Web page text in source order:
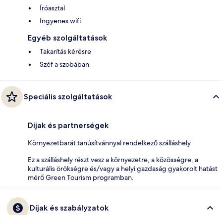
Íróasztal
Ingyenes wifi
Egyéb szolgáltatások
Takarítás kérésre
Széf a szobában
Speciális szolgáltatások
Díjak és partnerségek
Környezetbarát tanúsítvánnyal rendelkező szálláshely
Ez a szálláshely részt vesz a környezetre, a közösségre, a
kulturális örökségre és/vagy a helyi gazdaság gyakorolt hatást
mérő Green Tourism programban.
Díjak és szabályzatok